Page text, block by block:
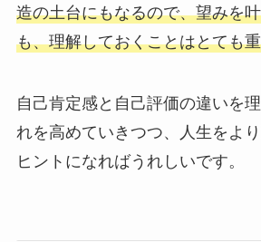
造の土台にもなるので、望みを
も、理解しておくことはとても
自己肯定感と自己評価の違いを
れを高めていきつつ、人生をよ
ヒントになればうれしいです。